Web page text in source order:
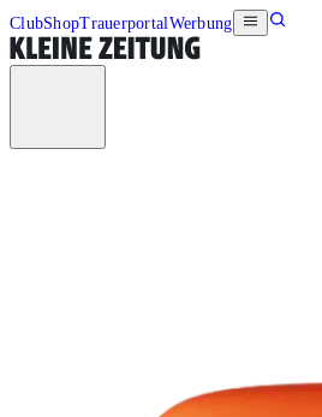
ClubShopTrauerportalWerbung